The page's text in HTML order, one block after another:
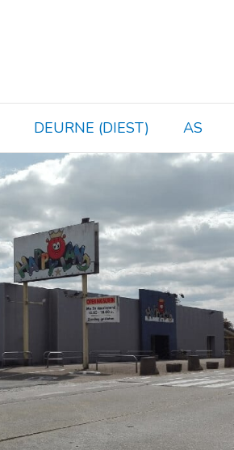
DEURNE (DIEST) AS